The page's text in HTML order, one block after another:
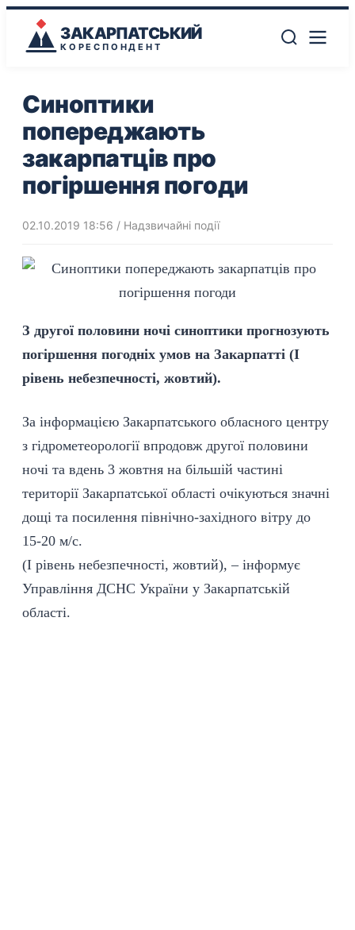
ЗАКАРПАТСЬКИЙ
КОРЕСПОНДЕНТ
Синоптики
попереджають
закарпатців про
погіршення погоди
02.10.2019 18:56 / Надзвичайні події
З другої половини ночі синоптики прогнозують
погіршення погодніх умов на Закарпатті (І
рівень небезпечності, жовтий).
За інформацією Закарпатського обласного центру
з гідрометеорології впродовж другої половини
ночі та вдень 3 жовтня на більшій частині
території Закарпатської області очікуються значні
дощі та посилення північно-західного вітру до
15-20 м/с.
(І рівень небезпечності, жовтий), – інформує
Управління ДСНС України у Закарпатській
області.